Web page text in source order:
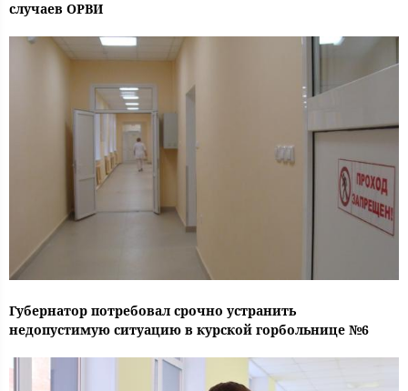
случаев ОРВИ
Губернатор потребовал срочно устранить
недопустимую ситуацию в курской горбольнице №6